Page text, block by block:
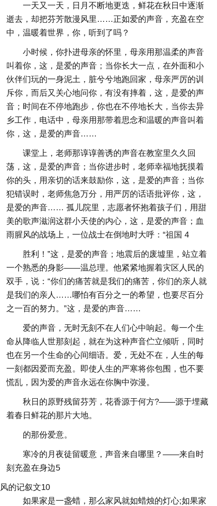
一天又一天，日月不断地更迭，鲜花在秋日中逐渐
逝去，却把芬芳散漫风里……正如爱的声音，充盈在空
中，温暖着世界，你，听到了吗？
小时候，你扑进母亲的怀里，母亲用那温柔的声音
叫着你，这，是爱的声音；当你长大一点，在外面和小
伙伴们玩的一身泥土，脏兮兮地跑回家，母亲严厉的训
斥你，而后又关心地问你，有没有摔着，这，是爱的声
音；时间在不停地跑步，你也在不停地长大，当你去异
乡工作，电话中，母亲用那带着思念和温暖的声音叫着
你，这，是爱的声音……
课堂上，老师那谆谆善诱的声音在教室里久久回
荡，这，是爱的声音；当你进步时，老师幸福地抚摸着
你的头，用亲切的话来鼓励你，这，是爱的声音；当你
犯错误时，老师焦急万分，用严厉的话语批评你，这，
是爱的声音…… 孤儿院里，志愿者怀抱着孩子们，用甜
美的歌声滋润这群小天使的内心，这，是爱的声音；血
雨腥风的战场上，一位战士在倒地时大呼：“祖国 4
胜利！”这，是爱的声音；地震后的废墟里，站立着
一个熟悉的身影——温总理。他紧紧地握着灾区人民的
双手，说：“你们的痛苦就是我们的痛苦，你们的亲人就
是我们的亲人……哪怕有百分之一的希望，也要尽百分
之一百的努力。”这，是爱的声音……
爱的声音，无时无刻不在人们心中响起。每一个生
命从降临人世那刻起，就在为这种声音伫立倾听，同时
也在另一个生命的心间细语。爱，无处不在，人生的每
一刻都因爱而充盈。即使人生的严寒将你包围，也不要
慌乱，因为爱的声音永远在你胸中弥漫。
秋日的原野残留芬芳，花香源于何方?——源于埋藏
着春日鲜花的那片大地。
的那份爱意。
寒冷的月夜徒留暖意，声音来自哪里？——来自时
刻充盈在身边5
风的记叙文10
如果家是一盏蜡，那么家风就如蜡烛的灯心;如果家